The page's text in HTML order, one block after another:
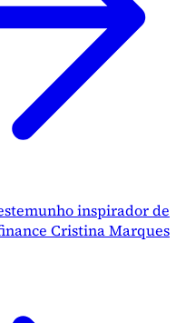
inspirador de
Cristina Marques